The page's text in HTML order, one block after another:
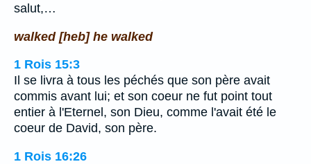
salut,…
walked [heb] he walked
1 Rois 15:3
Il se livra à tous les péchés que son père avait
commis avant lui; et son coeur ne fut point tout
entier à l'Eternel, son Dieu, comme l'avait été le
coeur de David, son père.
1 Rois 16:26